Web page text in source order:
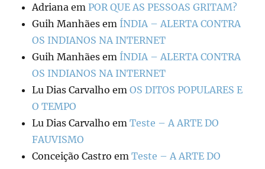
Adriana em POR QUE AS PESSOAS GRITAM?
Guih Manhães em ÍNDIA – ALERTA CONTRA
OS INDIANOS NA INTERNET
Guih Manhães em ÍNDIA – ALERTA CONTRA
OS INDIANOS NA INTERNET
Lu Dias Carvalho emOS DITOS POPULARES E
O TEMPO
Lu Dias Carvalho emTeste – A ARTE DO
FAUVISMO
Conceição Castro emTeste – A ARTE DO